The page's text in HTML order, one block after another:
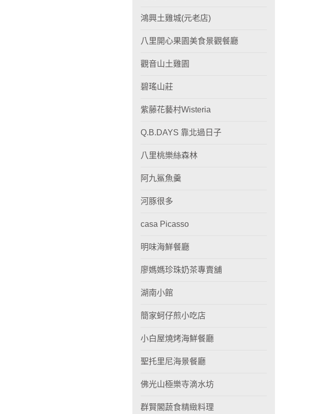
鴻興土雞城(元老店)
八里開心果園美食景觀餐廳
觀音山土雞園
碧瑤山莊
紫藤花藝村Wisteria
Q.B.DAYS 靠北過日子
八里桃樂絲森林
阿九鯊魚羹
河豚很多
casa Picasso
明味海鮮餐廳
廖媽媽珍珠奶茶專賣舖
湖南小館
簡家蚵仔煎小吃店
小白屋燒烤海鮮餐廳
聖托里尼海景餐廳
佛光山極樂寺滴水坊
群賢閣蔬食精緻料理